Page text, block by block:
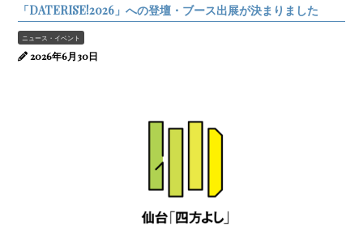
「DATERISE!2026」への登壇・ブース出展が決まりました
ニュース・イベント
2026年6月30日